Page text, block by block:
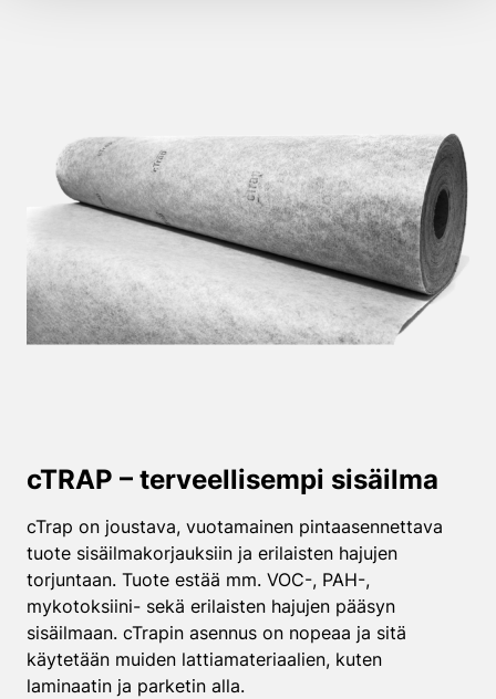
cTRAP – terveellisempi sisäilma
cTrap on joustava, vuotamainen pintaasennettava
tuote sisäilmakorjauksiin ja erilaisten hajujen
torjuntaan. Tuote estää mm. VOC-, PAH-,
mykotoksiini- sekä erilaisten hajujen pääsyn
sisäilmaan. cTrapin asennus on nopeaa ja sitä
käytetään muiden lattiamateriaalien, kuten
laminaatin ja parketin alla.